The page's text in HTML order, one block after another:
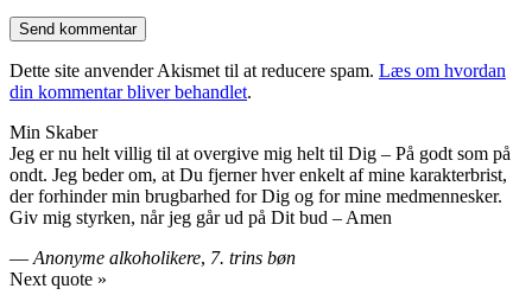
Dette site anvender Akismet til at reducere spam. Læs om hvordan
din kommentar bliver behandlet.
Min Skaber
Jeg er nu helt villig til at overgive mig helt til Dig – På godt som på
ondt. Jeg beder om, at Du fjerner hver enkelt af mine karakterbrist,
der forhinder min brugbarhed for Dig og for mine medmennesker.
Giv mig styrken, når jeg går ud på Dit bud – Amen
— Anonyme alkoholikere, 7. trins bøn
Next quote »